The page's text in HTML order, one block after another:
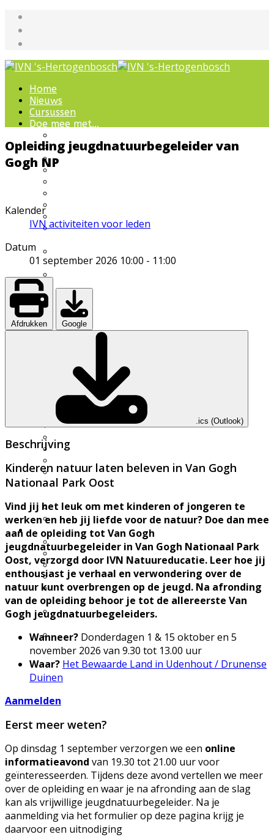
Home
Nieuws
Cursussen
Doe mee met...
IVN natuurcursussen
Natuur-excursies
Landschapsbeheer
Natuurbeleving voor
ommetjes
Natuurfilmpje kijken
IVN activiteitenfolder
Natuurgebieden
Vereniging
Over IVN natuureducatie
Nieuwsflits nieuwsbrief
Den Boschrietsangher
Jaarboeken
Bestuur
Ledenvergaderingen
Vacatures
Info voor IVN vrijwilligers
Handboek werkgroepen
Materialen
Statuten, huishoudelijk
reglement,
Gidsenmateriaal
Over deze website
Contact
Contactgegevens
Excursie aanvragen
Lid worden en meedoen?
Meldpunt Natuur
Route naar 't Wikveld
Empel
Route naar BBS Nieuw
Zuid
Uw privacy
Opleiding jeugdnatuurbegeleider van
Gogh NP
Kalender
IVN activiteiten voor leden
Datum
01 september 2026 10:00 - 11:00
Afdrukken Google
.ics (Outlook)
Beschrijving
Kinderen natuur laten beleven in Van Gogh
Nationaal Park Oost
Vind jij het leuk om met kinderen of jongeren te
werken en heb jij liefde voor de natuur? Doe dan mee
aan de opleiding tot Van Gogh
jeugdnatuurbegeleider in Van Gogh Nationaal Park
Oost, verzorgd door IVN Natuureducatie. Leer hoe jij
enthousiast je verhaal en verwondering over de
natuur kunt overbrengen op de jeugd. Na afronding
van de opleiding behoor je tot de allereerste Van
Gogh jeugdnatuurbegeleiders.
Wanneer? Donderdagen 1 & 15 oktober en 5
november 2026 van 9.30 tot 13.00 uur
Waar? Het Bewaarde Land in Udenhout / Drunense
Duinen
Aanmelden
Eerst meer weten?
Op dinsdag 1 september verzorgen we een online
informatieavond van 19.30 tot 21.00 uur voor
geïnteresseerden. Tijdens deze avond vertellen we meer
over de opleiding en waar je na afronding aan de slag
kan als vrijwillige jeugdnatuurbegeleider. Na je
aanmelding via het formulier op deze pagina krijg je
daarvoor een uitnodiging